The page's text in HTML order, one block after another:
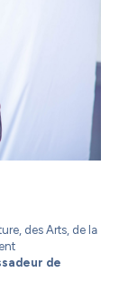
des Arts, de la
de